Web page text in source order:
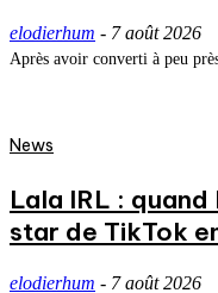
elodierhum - 7 août 2026
Après avoir converti à peu
News
Lala IRL :
star de TikTok
elodierhum - 7 août 2026